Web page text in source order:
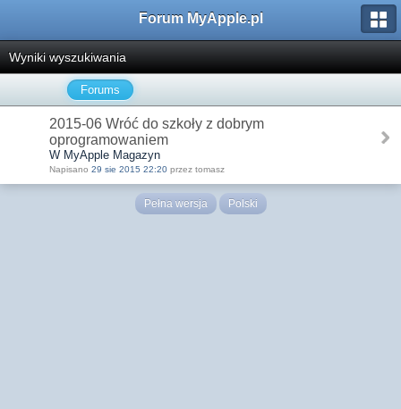
Forum MyApple.pl
Wyniki wyszukiwania
Forums
2015-06 Wróć do szkoły z dobrym
oprogramowaniem
W MyApple Magazyn
Napisano 29 sie 2015 22:20 przez tomasz
Pełna wersja Polski